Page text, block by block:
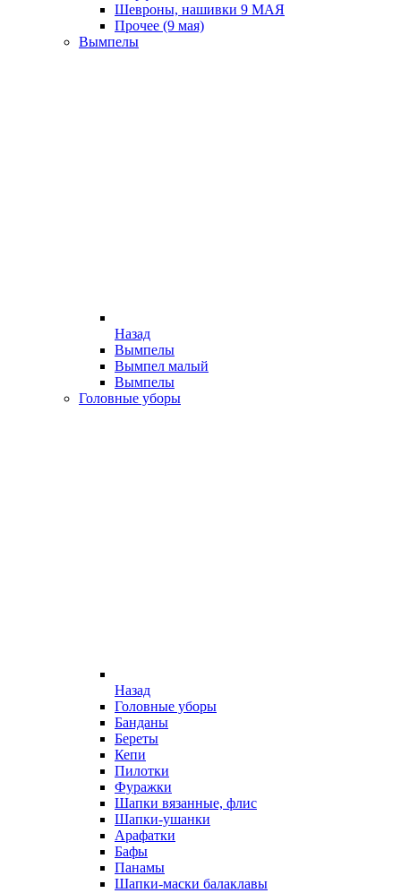
Шевроны, нашивки 9 МАЯ
Прочее (9 мая)
Вымпелы
Назад
Вымпелы
Вымпел малый
Вымпелы
Головные уборы
Назад
Головные уборы
Банданы
Береты
Кепи
Пилотки
Фуражки
Шапки вязанные, флис
Шапки-ушанки
Арафатки
Бафы
Панамы
Шапки-маски балаклавы